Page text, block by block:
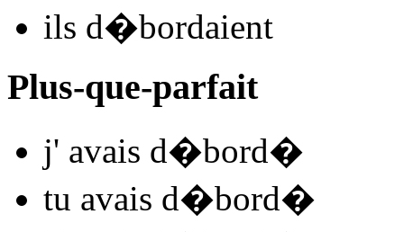
ils d�bordaient
Plus-que-parfait
j' avais d�bord�
tu avais d�bord�